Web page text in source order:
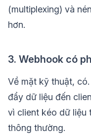
(multiplexing) và
hơn.
3. Webhook có
Về mặt kỹ thuật,
đẩy dữ liệu đến
vì client kéo dữ liệu
thông thường.